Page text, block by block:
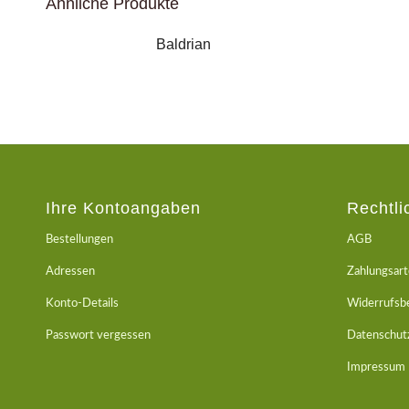
Ähnliche Produkte
Baldrian
Ihre Kontoangaben
Bestellungen
Adressen
Konto-Details
Passwort vergessen
AGB
Impressum